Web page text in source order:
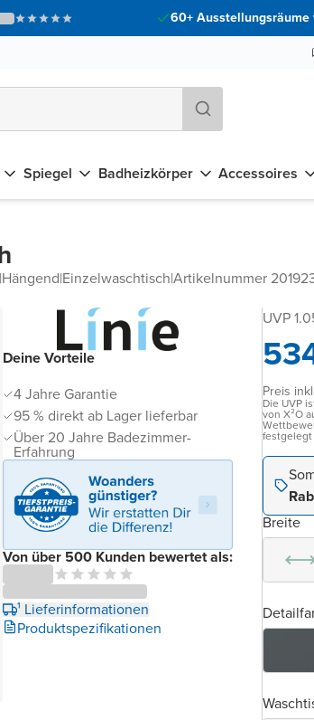
60+
Spiegel Badheizkörper Accessoires
|Hängend|Einzelwaschtisch|Artikelnummer
Deine Vorteile
4 Jahre Garantie
95 % direkt ab Lager lieferbar
Über 20 Jahre Badezimmer-
Erfahrung
Von über 500 Kunden bewertet als:
¹ Lieferinformationen
Produktspezifikationen
UVP
Preis
Die UVP
von X²O
festgelegt
Breite